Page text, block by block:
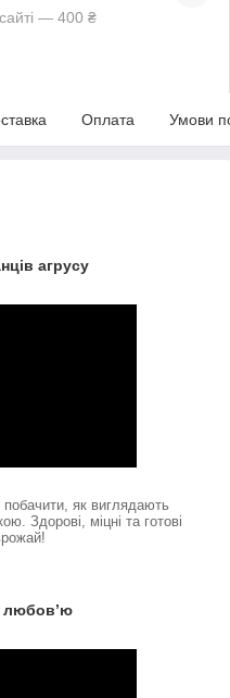
— 400 ₴
Оплата Умови
агрусу
як виглядають
Здорові, міцні та готові
любов’ю